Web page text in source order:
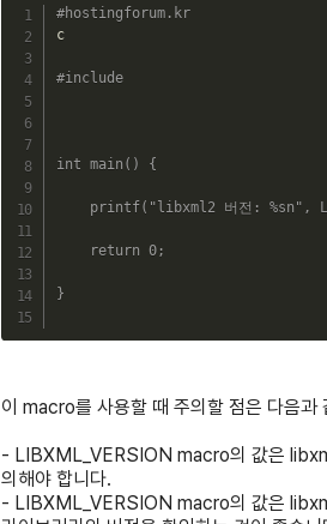
#hostingforum.kr
c
#include
int main ( ) {
printf( "libxml2 버전: %sn" ,
return 0;
}
이 macro를 사용할 때 주의할 점은 다음과
- LIBXML_VERSION macro의 값은
의해야 합니다.
- LIBXML_VERSION macro의 값은